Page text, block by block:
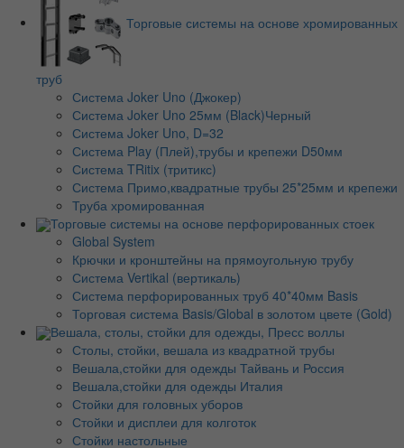
Торговые системы на основе хромированных
труб
Система Joker Uno (Джокер)
Система Joker Uno 25мм (Black)Черный
Система Joker Uno, D=32
Система Play (Плей),трубы и крепежи D50мм
Система TRitix (тритикс)
Система Примо,квадратные трубы 25*25мм и крепежи
Труба хромированная
Торговые системы на основе перфорированных стоек
Global System
Крючки и кронштейны на прямоугольную трубу
Система Vertikal (вертикаль)
Система перфорированных труб 40*40мм Basis
Торговая система Basis/Global в золотом цвете (Gold)
Вешала, столы, стойки для одежды, Пресс воллы
Столы, стойки, вешала из квадратной трубы
Вешала,стойки для одежды Тайвань и Россия
Вешала,стойки для одежды Италия
Стойки для головных уборов
Стойки и дисплеи для колготок
Стойки настольные